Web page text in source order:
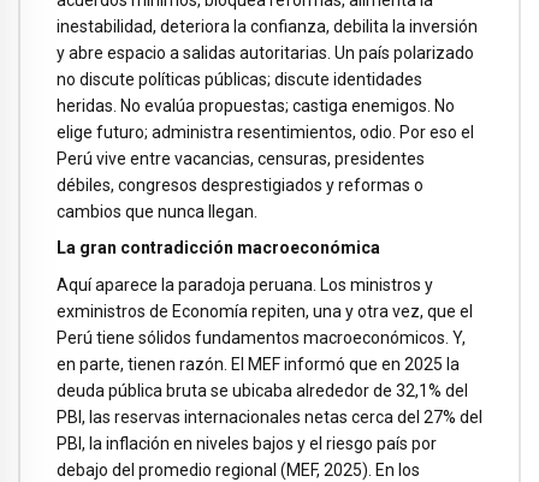
inestabilidad, deteriora la confianza, debilita la inversión
y abre espacio a salidas autoritarias. Un país polarizado
no discute políticas públicas; discute identidades
heridas. No evalúa propuestas; castiga enemigos. No
elige futuro; administra resentimientos, odio. Por eso el
Perú vive entre vacancias, censuras, presidentes
débiles, congresos desprestigiados y reformas o
cambios que nunca llegan.
La gran contradicción macroeconómica
Aquí aparece la paradoja peruana. Los ministros y
exministros de Economía repiten, una y otra vez, que el
Perú tiene sólidos fundamentos macroeconómicos. Y,
en parte, tienen razón. El MEF informó que en 2025 la
deuda pública bruta se ubicaba alrededor de 32,1% del
PBI, las reservas internacionales netas cerca del 27% del
PBI, la inflación en niveles bajos y el riesgo país por
debajo del promedio regional (MEF, 2025). En los